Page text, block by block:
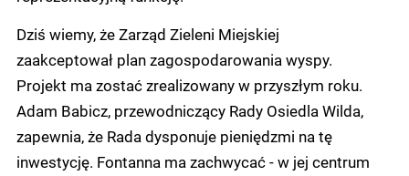
Dziś wiemy, że Zarząd Zieleni Miejskiej
zaakceptował plan zagospodarowania wyspy.
Projekt ma zostać zrealizowany w przyszłym roku.
Adam Babicz, przewodniczący Rady Osiedla Wilda,
zapewnia, że Rada dysponuje pieniędzmi na tę
inwestycję. Fontanna ma zachwycać - w jej centrum